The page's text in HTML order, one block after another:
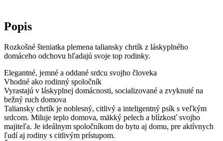
Popis
Rozkošné šteniatka plemena taliansky chrtík z láskyplného
domáceho odchovu hľadajú svoje top rodinky.
Elegantné, jemné a oddané srdcu svojho človeka
Vhodné ako rodinný spoločník
Vyrastajú v láskyplnej domácnosti, socializované a zvyknuté na
bežný ruch domova
Taliansky chrtík je noblesný, citlivý a inteligentný psík s veľkým
srdcom. Miluje teplo domova, mäkký pelech a blízkosť svojho
majiteľa. Je ideálnym spoločníkom do bytu aj domu, pre aktívnych
ľudí aj rodiny s citlivým prístupom.